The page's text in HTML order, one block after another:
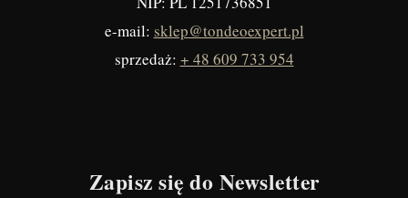
e-mail: sklep@tondeoexpert.pl
sprzedaż: + 48 609 733 954
Zapisz się do Newsletter